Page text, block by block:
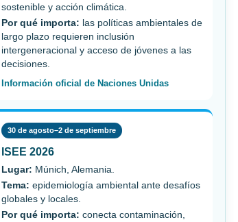
sostenible y acción climática.
Por qué importa: las políticas ambientales de
largo plazo requieren inclusión
intergeneracional y acceso de jóvenes a las
decisiones.
Información oficial de Naciones Unidas
30 de agosto–2 de septiembre
ISEE 2026
Lugar: Múnich, Alemania.
Tema: epidemiología ambiental ante desafíos
globales y locales.
Por qué importa: conecta contaminación,